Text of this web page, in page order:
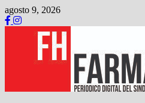
Saltar
al
contenido
agosto 9, 2026